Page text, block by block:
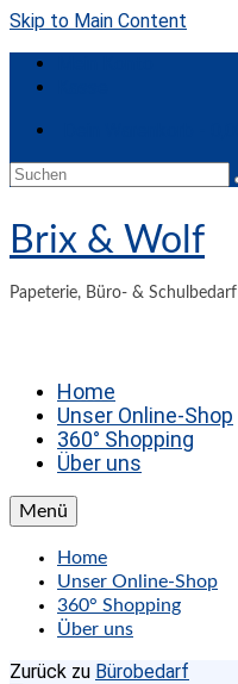
Skip to Main Content
Suchen
Brix & Wolf
Papeterie, Büro- & Schulbedarf
Home
Unser Online-Shop
360° Shopping
Über uns
Menü
Home
Unser Online-Shop
360° Shopping
Über uns
Zurück zu Bürobedarf